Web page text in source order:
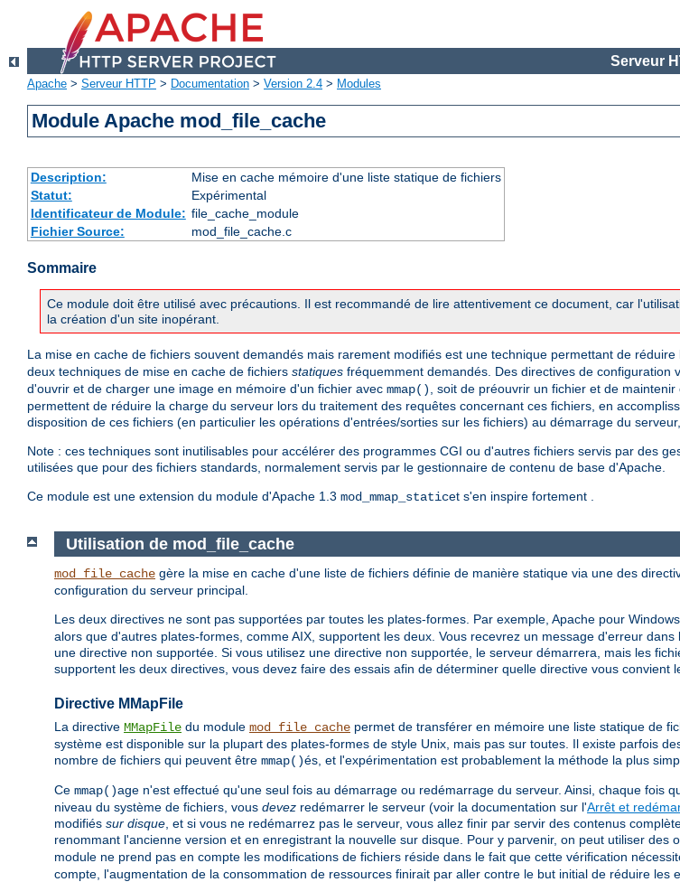
Serveur
Apache > Serveur HTTP > Documentation > Version 2.4 > Modules
Module Apache mod_file_cache
Description:
Mise en cache mémoire d'une liste statique de fichiers
Statut:
Expérimental
Identificateur de Module: file_cache_module
Fichier Source:
mod_file_cache.c
Sommaire
Ce module doit être utilisé avec précautions. Il est recommandé de lire attentivement ce document, car
la création d'un site inopérant.
La mise en cache de fichiers souvent demandés mais rarement modifiés est une technique permettant de réduire
deux techniques de mise en cache de fichiers statiques fréquemment demandés. Des directives de configuration
d'ouvrir et de charger une image en mémoire d'un fichier avec mmap() , soit de préouvrir un fichier et de
permettent de réduire la charge du serveur lors du traitement des requêtes concernant ces fichiers, en
disposition de ces fichiers (en particulier les opérations d'entrées/sorties sur les fichiers) au démarrage du
Note : ces techniques sont inutilisables pour accélérer des programmes CGI ou d'autres fichiers servis par des
utilisées que pour des fichiers standards, normalement servis par le gestionnaire de contenu de base d'Apache.
Ce module est une extension du module d'Apache 1.3 mod_mmap_staticet s'en inspire fortement .
Utilisation de mod_file_cache
mod_file_cache gère la mise en cache d'une liste de fichiers définie de manière statique via une des
configuration du serveur principal.
Les deux directives ne sont pas supportées par toutes les plates-formes. Par exemple, Apache pour
alors que d'autres plates-formes, comme AIX, supportent les deux. Vous recevrez un message d'erreur
une directive non supportée. Si vous utilisez une directive non supportée, le serveur démarrera, mais les
supportent les deux directives, vous devez faire des essais afin de déterminer quelle directive vous convient
Directive MMapFile
La directive MMapFile du module mod_file_cache permet de transférer en mémoire une liste statique de
système est disponible sur la plupart des plates-formes de style Unix, mais pas sur toutes. Il existe parfois
nombre de fichiers qui peuvent être mmap()és, et l'expérimentation est probablement la méthode la plus
Ce mmap()age n'est effectué qu'une seul fois au démarrage ou redémarrage du serveur. Ainsi, chaque fois
niveau du système de fichiers, vous devez redémarrer le serveur (voir la documentation sur l'Arrêt et
modifiés sur disque , et si vous ne redémarrez pas le serveur, vous allez finir par servir des contenus
renommant l'ancienne version et en enregistrant la nouvelle sur disque. Pour y parvenir, on peut utiliser des
module ne prend pas en compte les modifications de fichiers réside dans le fait que cette vérification
compte, l'augmentation de la consommation de ressources finirait par aller contre le but initial de réduire les